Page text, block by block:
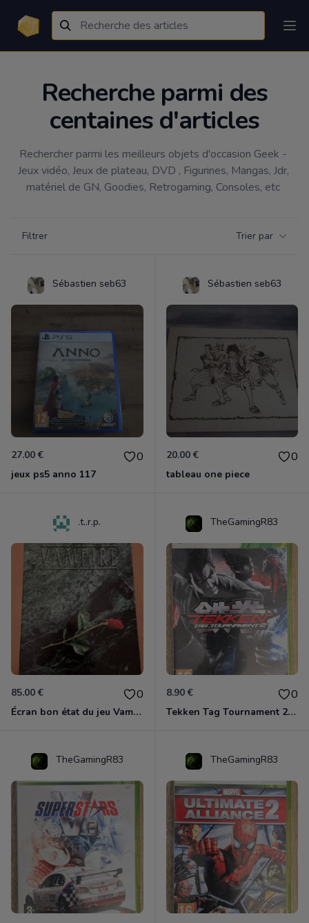
Recherche parmi des
centaines d'articles
Rechercher parmi les meilleurs objets d'occasion Geek -
Jeux vidéo, Jeux de plateau, DVD , Figurines, Mangas, Jdr,
matériel de GN, Goodies, Retrogaming, Consoles, etc
Filtrer Trier par
Sébastien seb63
27.00 € 0
jeux ps5 anno 117
Sébastien seb63
20.00 € 0
tableau one piece
.t..r.p.
85.00 € 0
Écran bon état du jeu Vampire et livre de règles « la mascarade » état d’usage
TheGamingR83
8.90 € 0
Tekken Tag Tournament 2 Xbox 360
TheGamingR83 TheGamingR83